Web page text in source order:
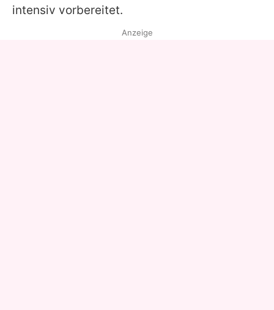
Datenschutzerklärung
Nutzungsbedingungen
intensiv vorbereitet.
Anzeige